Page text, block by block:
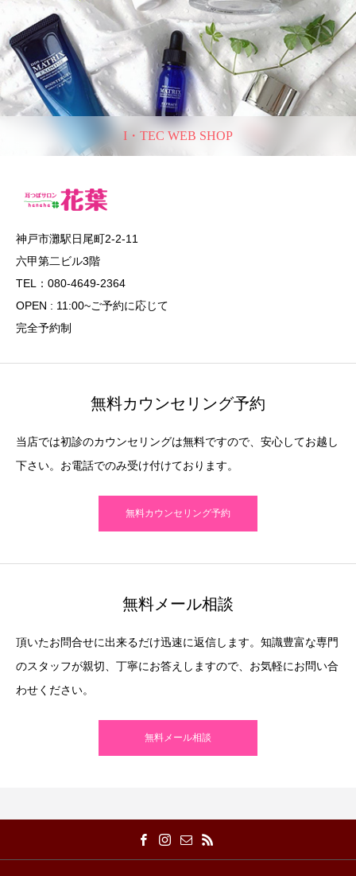
I・TEC WEB SHOP
神戸市灘駅日尾町2-2-11
六甲第二ビル3階
TEL：080-4649-2364
OPEN : 11:00~ご予約に応じて
完全予約制
無料カウンセリング予約
当店では初診のカウンセリングは無料ですので、安心してお越し
下さい。お電話でのみ受け付けております。
無料カウンセリング予約
無料メール相談
頂いたお問合せに出来るだけ迅速に返信します。知識豊富な専門
のスタッフが親切、丁寧にお答えしますので、お気軽にお問い合
わせください。
無料メール相談